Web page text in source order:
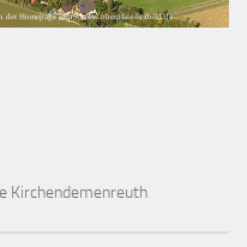
Homepage http://www.oberpfalz-luftbild.de
Kirchendemenreuth